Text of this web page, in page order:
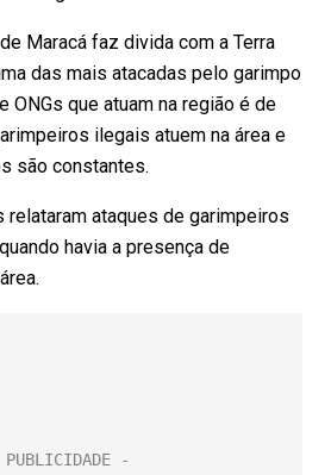
Maracá faz divida com a Terra
das mais atacadas pelo garimpo
ONGs que atuam na região é de
ilegais atuem na área e
são constantes.
relataram ataques de garimpeiros
havia a presença de